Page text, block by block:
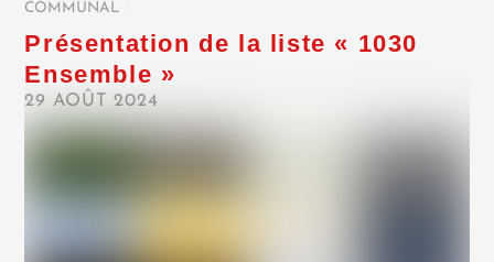
COMMUNAL
Présentation de la liste « 1030
Ensemble »
29 AOÛT 2024